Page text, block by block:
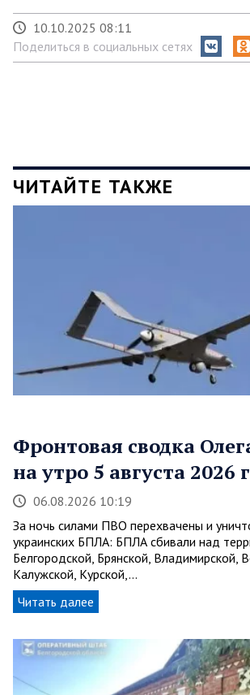
10.10.2025 08:11
Поделиться в социальных сетях
ЧИТАЙТЕ ТАКЖЕ
Фронтовая сводка
на утро 5 августа 2026
06.08.2026 10:19
За ночь силами ПВО перехвачены и
украинских БПЛА: БПЛА сбивали над
Белгородской, Брянской, Владимирской,
Калужской, Курской,…
Читать далее